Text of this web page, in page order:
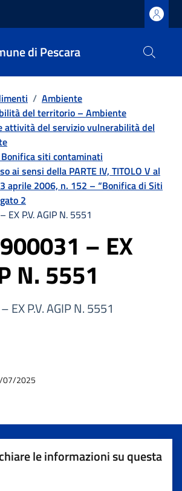
di Pescara
/ Ambiente
del territorio – Ambiente
attività del servizio vulnerabilità del
siti contaminati
ai sensi della PARTE IV, TITOLO V al
aprile 2006, n. 152 – “Bonifica di Siti
2
EX P.V. AGIP N. 5551
– EX
N. 5551
EX P.V. AGIP N. 5551
07/2025
le informazioni su questa